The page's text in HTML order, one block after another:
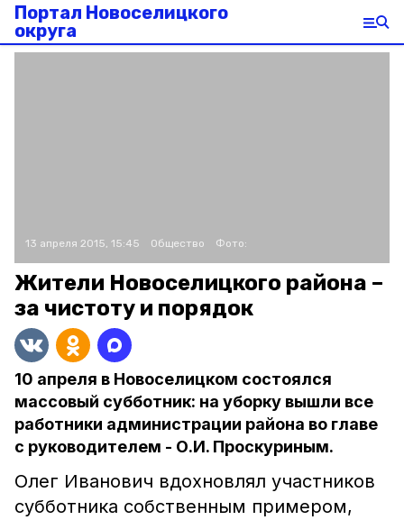
Портал Новоселицкого
округа
13 апреля 2015, 15:45 Общество Фото:
Жители Новоселицкого района –
за чистоту и порядок
10 апреля в Новоселицком состоялся
массовый субботник: на уборку вышли все
работники администрации района во главе
с руководителем - О.И. Проскуриным.
Олег Иванович вдохновлял участников
субботника собственным примером,